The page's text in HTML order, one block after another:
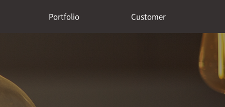
Portfolio Customer